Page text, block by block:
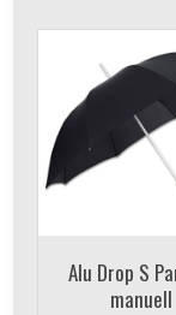
Alu Drop S
manuell